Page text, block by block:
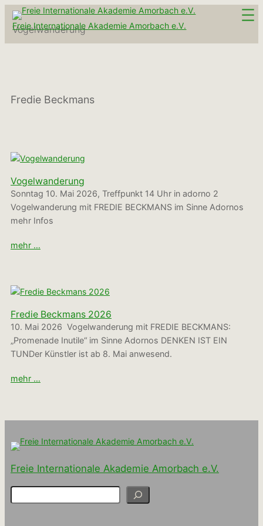
Zum
Inhalt
springen
Vogelwanderung
Freie Internationale Akademie Amorbach e.V.
Fredie Beckmans
Vogelwanderung
Sonntag 10. Mai 2026, Treffpunkt 14 Uhr in adorno 2
Vogelwanderung mit FREDIE BECKMANS im Sinne Adornos
mehr Infos
mehr …
Fredie Beckmans 2026
10. Mai 2026 Vogelwanderung mit FREDIE BECKMANS:
„Promenade Inutile“ im Sinne Adornos DENKEN IST EIN
TUNDer Künstler ist ab 8. Mai anwesend.
mehr …
Freie Internationale Akademie Amorbach e.V.
S
u